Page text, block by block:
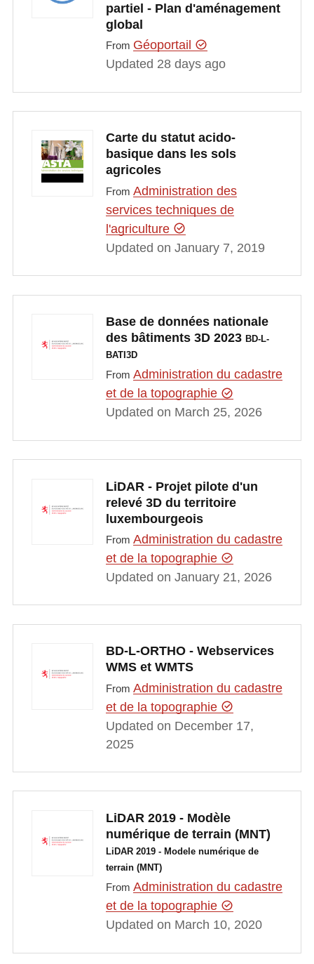
partiel - Plan d'aménagement
global
From Géoportail
Updated 28 days ago
Carte du statut acido-
basique dans les sols
agricoles
From Administration des
services techniques de
l'agriculture
Updated on January 7, 2019
Base de données nationale
des bâtiments 3D 2023 BD-L-
BATI3D
From Administration du cadastre
et de la topographie
Updated on March 25, 2026
LiDAR - Projet pilote d'un
relevé 3D du territoire
luxembourgeois
From Administration du cadastre
et de la topographie
Updated on January 21, 2026
BD-L-ORTHO - Webservices
WMS et WMTS
From Administration du cadastre
et de la topographie
Updated on December 17,
2025
LiDAR 2019 - Modèle
numérique de terrain (MNT)
LiDAR 2019 - Modele numérique de
terrain (MNT)
From Administration du cadastre
et de la topographie
Updated on March 10, 2020